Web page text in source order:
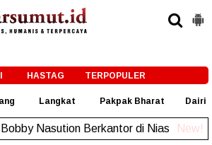
HASTAG TERPOPULER
Langkat Pakpak Bharat Dairi
Nasution Berkantor di Nias New!